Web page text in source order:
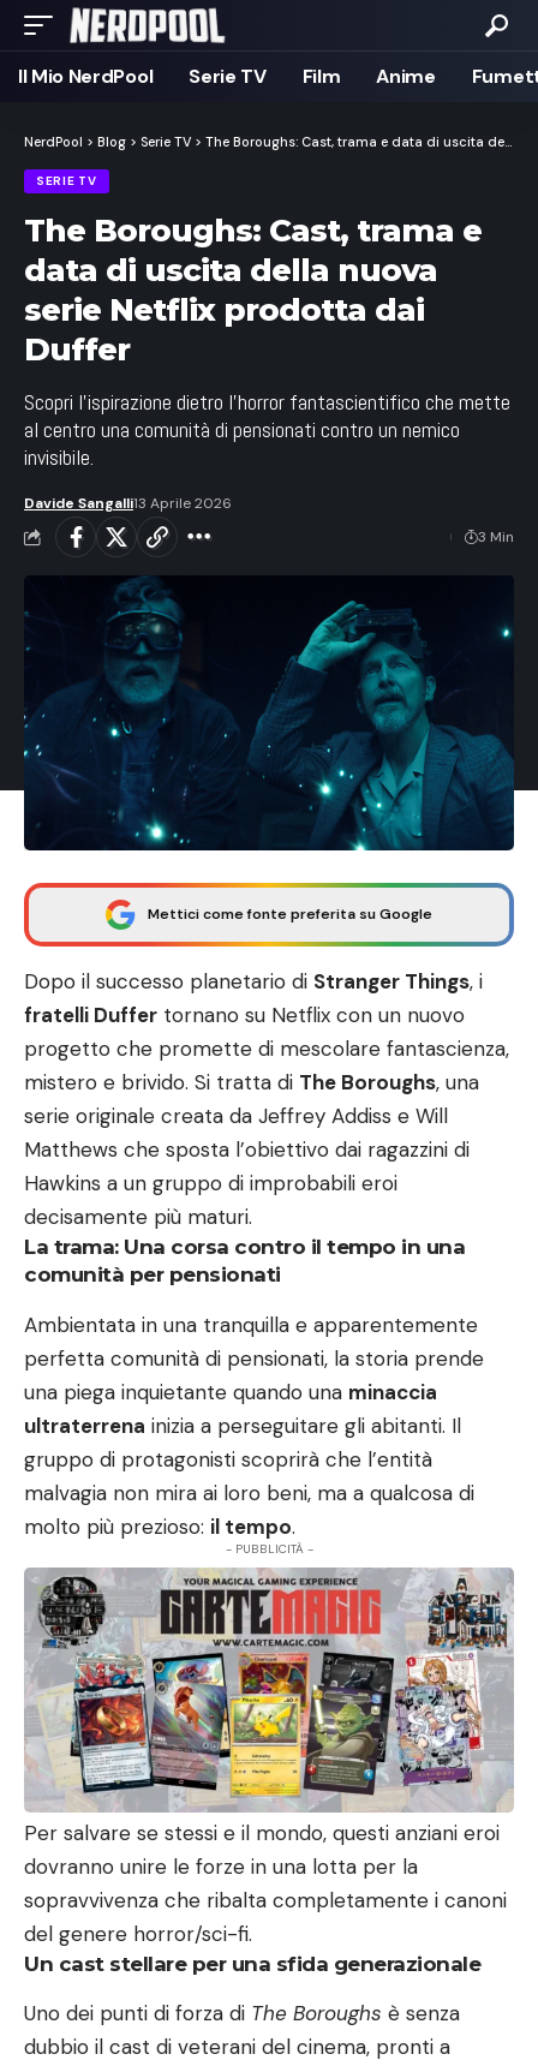
Il Mio NerdPool Serie TV Film Anime
NerdPool > Blog > Serie TV > The Boroughs: Cast, trama e data di uscita della nuova serie Netflix prodotta dai Duffer
SERIE TV
The Boroughs: Cast, trama e
data di uscita della nuova
serie Netflix prodotta dai
Duffer
Scopri l'ispirazione dietro l'horror fantascientifico che mette
al centro una comunità di pensionati contro un nemico
invisibile.
Davide Sangalli13 Aprile 2026
3 Min
Mettici come fonte preferita su Google
Dopo il successo planetario di Stranger Things, i
fratelli Duffer tornano su Netflix con un nuovo
progetto che promette di mescolare fantascienza,
mistero e brivido. Si tratta di The Boroughs, una
serie originale creata da Jeffrey Addiss e Will
Matthews che sposta l’obiettivo dai ragazzini di
Hawkins a un gruppo di improbabili eroi
decisamente più maturi.
La trama: Una corsa contro il tempo in una
comunità per pensionati
Ambientata in una tranquilla e apparentemente
perfetta comunità di pensionati, la storia prende
una piega inquietante quando una minaccia
ultraterrena inizia a perseguitare gli abitanti. Il
gruppo di protagonisti scoprirà che l’entità
malvagia non mira ai loro beni, ma a qualcosa di
molto più prezioso: il tempo.
- PUBBLICITÀ -
Per salvare se stessi e il mondo, questi anziani eroi
dovranno unire le forze in una lotta per la
sopravvivenza che ribalta completamente i canoni
del genere horror/sci-fi.
Un cast stellare per una sfida generazionale
Uno dei punti di forza di The Boroughs è senza
dubbio il cast di veterani del cinema, pronti a